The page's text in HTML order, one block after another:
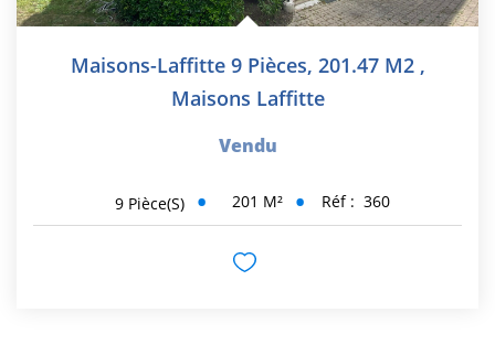
Maisons-Laffitte 9 Pièces, 201.47 M2 ,
Maisons Laffitte
Vendu
9 Pièce(s) 201 M² Réf : 360